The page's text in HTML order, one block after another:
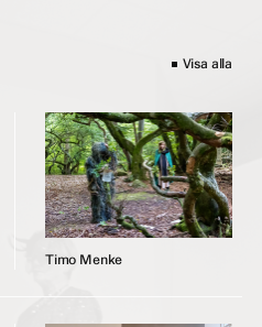
Visa alla
Timo Menke